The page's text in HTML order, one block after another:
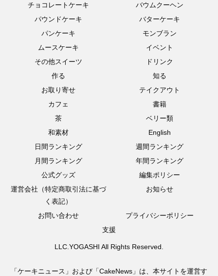
チョコレートケーキ
バウムクーヘン
パウンドケーキ
バターケーキ
パンケーキ
モンブラン
ムースケーキ
イベント
その他スイーツ
ドリンク
作る
知る
お取り寄せ
テイクアウト
カフェ
書籍
茶
ベリー類
和素材
English
日間ランキング
週間ランキング
月間ランキング
年間ランキング
公式グッズ
編集ポリシー
運営会社（特定商取引法に基づ
く表記）
お知らせ
お問い合わせ
プライバシーポリシー
支援
LLC.YOGASHI All Rights Reserved.
「ケーキニュース」および「CakeNews」は、本サイトを運営す